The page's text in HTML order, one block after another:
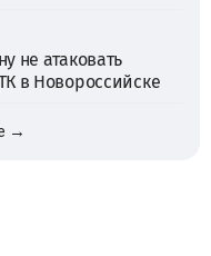
не атаковать
в Новороссийске
→